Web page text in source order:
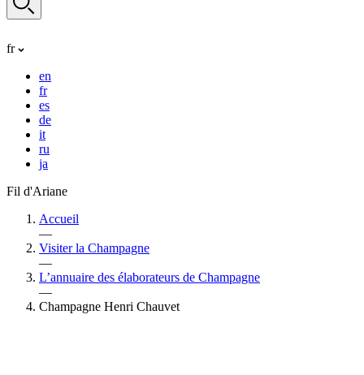
fr
en
fr
es
de
it
ru
ja
Fil d'Ariane
Accueil
—
Visiter la Champagne
—
L’annuaire des élaborateurs de Champagne
—
Champagne Henri Chauvet